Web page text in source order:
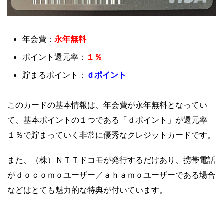
年会費： 永年無料
ポイント還元率： １％
貯まるポイント： ｄポイント
このカードの基本情報は、年会費が永年無料となってい
て、基本ポイントの１つである「ｄポイント」が還元率
１％で貯まっていく非常に優秀なクレジットカードです。
また、（株）ＮＴＴドコモが発行するだけあり、携帯電話
がｄｏｃｏｍｏユーザー／ａｈａｍｏユーザーである場合
などはとても魅力的な特典が付いています。